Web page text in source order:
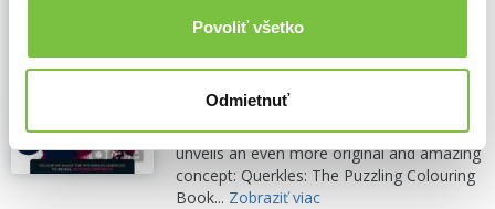
Povoliť všetko
Odmietnuť
A Puzzling Colour-by-Numbers Book
Thomas Pavittes amazing 1,000 Dot-to-
classic pastime, and have sold hundreds of
thousands of copies worldwide. Now he
unveils an even more original and amazing
concept: Querkles: The Puzzling Colouring
Book... Zobraziť viac